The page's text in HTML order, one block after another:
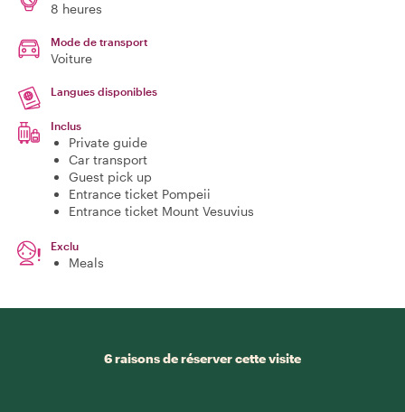
8 heures
Mode de transport
Voiture
Langues disponibles
Inclus
Private guide
Car transport
Guest pick up
Entrance ticket Pompeii
Entrance ticket Mount Vesuvius
Exclu
Meals
6 raisons de réserver cette visite